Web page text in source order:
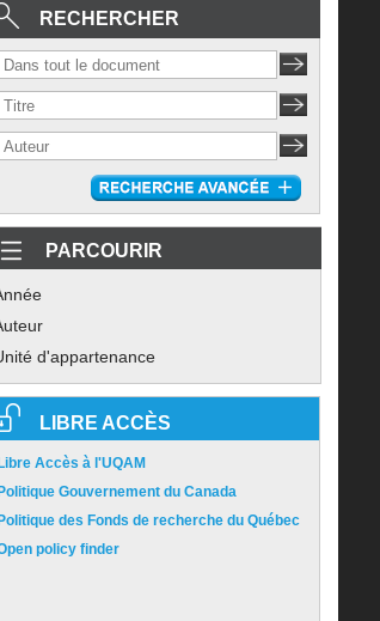
RECHERCHER
PARCOURIR
d'appartenance
LIBRE ACCÈS
Libre Accès à l'UQAM
Politique Gouvernement du Canada
Politique des Fonds de recherche du Québec
policy finder